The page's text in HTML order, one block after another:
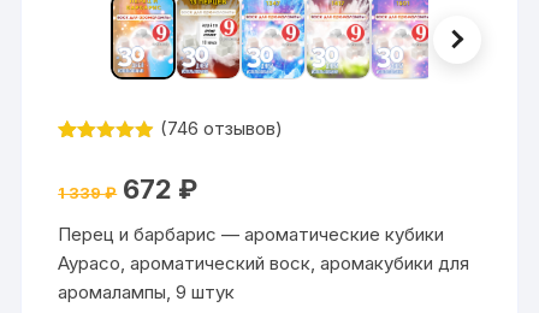
на основе
пользовате
лей
(746 отзывов)
1 339₽ Первоначальная
цена
1
339 ₽.
672 ₽Текущая
Перец и барбарис — ароматические кубики
Аурасо, ароматический воск, аромакубики для
аромалампы, 9 штук